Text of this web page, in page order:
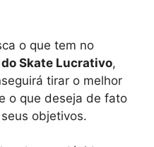
o que tem no
Skate Lucrativo,
tirar o melhor
o que deseja de fato
objetivos.